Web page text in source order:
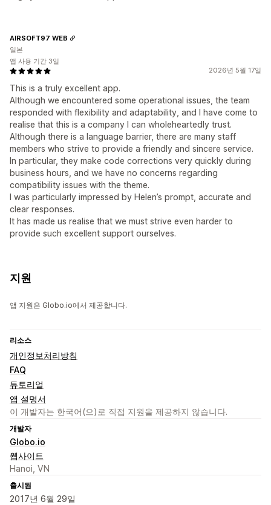
2026년 5월 17일
This is a truly excellent app.
Although we encountered some operational issues, the team
responded with flexibility and adaptability, and I have come to
realise that this is a company I can wholeheartedly trust.
Although there is a language barrier, there are many staff
members who strive to provide a friendly and sincere service.
In particular, they make code corrections very quickly during
business hours, and we have no concerns regarding
compatibility issues with the theme.
I was particularly impressed by Helen’s prompt, accurate and
clear responses.
It has made us realise that we must strive even harder to
provide such excellent support ourselves.
AIRSOFT97 WEB
일본
앱 사용 기간 3일
지원
앱 지원은 Globo.io에서 제공합니다.
리소스
개인정보처리방침
FAQ
튜토리얼
앱 설명서
이 개발자는 한국어(으)로 직접 지원을 제공하지 않습니다.
개발자
Globo.io
웹사이트
Hanoi, VN
출시됨
2017년 6월 29일